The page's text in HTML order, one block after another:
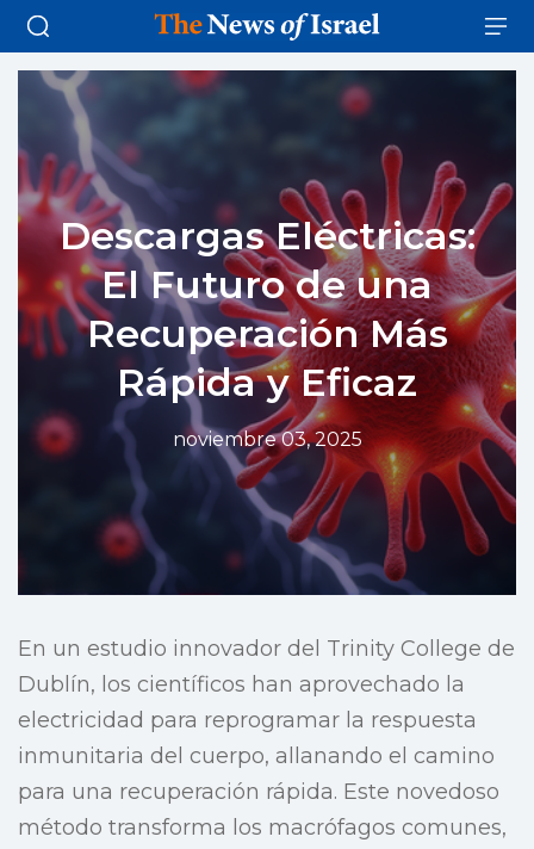
Descargas Eléctricas:
El Futuro de una
Recuperación Más
Rápida y Eficaz
noviembre 03, 2025
En un estudio innovador del Trinity College de
Dublín, los científicos han aprovechado la
electricidad para reprogramar la respuesta
inmunitaria del cuerpo, allanando el camino
para una recuperación rápida. Este novedoso
método transforma los macrófagos comunes,